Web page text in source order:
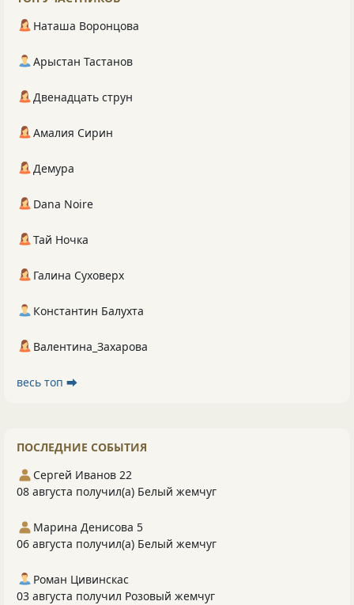
Наташа Воронцова
Арыстан Тастанов
Двенадцать струн
Амалия Сирин
Демура
Dana Noire
Тай Ночка
Галина Суховерх
Константин Балухта
Валентина_Захарова
весь топ ⮕
ПОСЛЕДНИЕ СОБЫТИЯ
Сергей Иванов 22
08 августа получил(а) Белый жемчуг
Марина Денисова 5
06 августа получил(а) Белый жемчуг
Роман Цивинскас
03 августа получил Розовый жемчуг